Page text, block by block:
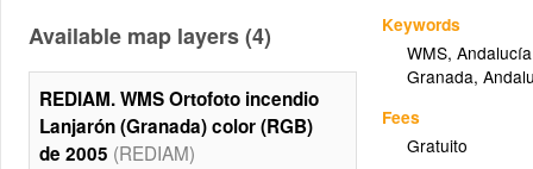
Keywords
WMS,Andalucía
Granada,
Fees
Gratuito
Available map layers (4)
REDIAM. WMS Ortofoto incendio
Lanjarón (Granada) color (RGB)
de 2005 (REDIAM)